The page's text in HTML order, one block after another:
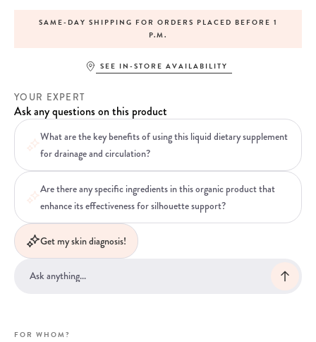
SAME-DAY SHIPPING FOR ORDERS PLACED BEFORE 1
P.M.
SEE IN-STORE AVAILABILITY
YOUR EXPERT
Ask any questions on this product
What are the key benefits of using this liquid dietary supplement
for drainage and circulation?
Are there any specific ingredients in this organic product that
enhance its effectiveness for silhouette support?
Get my skin diagnosis!
FOR WHOM?